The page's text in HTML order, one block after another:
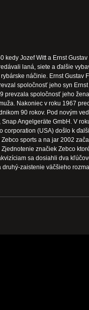
kedy Jozef Witt a Ernst Gustav
laná, siete a ďalšie
náčinie. Ernst Gustav
spoločnosť jeho syn
prevzala spoločnosť jeho
Nakoniec v roku 1967
90 rokov. Pod novým
Angelgeräte GmbH. V
corporation (USA) došlo k
sports a na jar 2002
značiek Zebco
sa dosiahli dva
zaistenie väčšieho